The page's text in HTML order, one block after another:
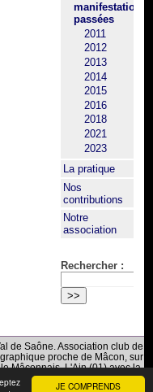
JE COMPRENDS
manifestations
passées
2011
2012
2013
2014
2015
2016
2018
2021
2023
La pratique
Nos
contributions
Notre
association
Rechercher :
de Saône. Association club de
proche de Mâcon, sur
Mâconnais, L'Ain (01) avec la
(69) avec le Beaujolais.